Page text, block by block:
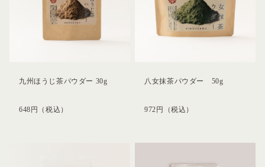
九州ほうじ茶パウダー 30g
648 円 （税込）
八女抹茶パウダー 50g
972 円 （税込）